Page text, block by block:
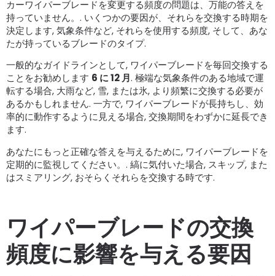
カーワイパーブレードを変更する頻度の問題は、万能の答えを
持っていません。. いくつかの要因が、それらを交換する時期を
決定します, 気象条件など, それらを使用する頻度, そして、あな
たが持っているブレードのタイプ.
一般的なガイドラインとして, ワイパーブレードを毎回交換する
ことをお勧めします 6 に 12 月. 極端な気象条件のある地域で運
転する場合, 大雨など, 雪, または氷, より頻繁に交換する必要が
あるかもしれません. 一方で, ワイパーブレードが長持ちし、効
率的に動作するように見える場合, 交換期間をわずかに延長でき
ます.
あなたにもっと正確な答えを与えるために, ワイパーブレードを
定期的に監視してください。. 縞に気付いた場合, スキップ, また
はスミアリング, おそらくそれらを交換する時です.
ワイパーブレードの交換
頻度に影響を与える要因